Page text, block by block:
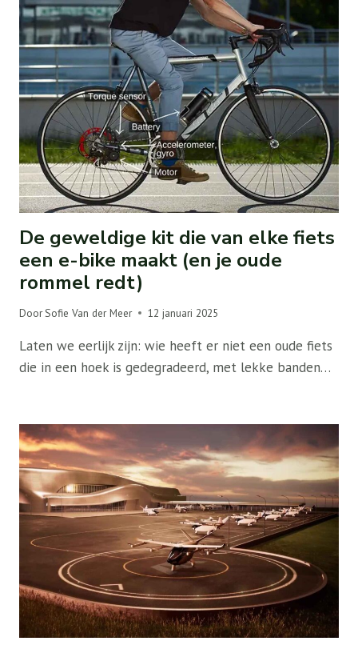
De geweldige kit die van elke fiets
een e-bike maakt (en je oude
rommel redt)
DoorSofie Van der Meer 12 januari 2025
Laten we eerlijk zijn: wie heeft er niet een oude fiets
die in een hoek is gedegradeerd, met lekke banden…